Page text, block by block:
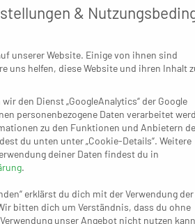
und auf die richtigen Übungen
Beitrag richtet sich konkret an
Jugend und älter, für die ich ein
bis zum Saisonstart entworfen
auf athletischen
dazu nach meiner in der Praxis
die zur Verfügung stehenden
genügen, müssen die Spieler dann
Dafür habe ich fünf Athletik-
Elemente entworfen, die sich in
als sehr effektiv erwiesen
einen großen Vorteil mit sich: Sie
&
unserer Website. Einige von ihnen sind
uns helfen, diese Website und ihren Inhalt
den Dienst „GoogleAnalytics“ der Google
personenbezogene Daten verarbeitet
zu den Funktionen und Anbietern
du unten unter „Cookie-Details“. Weitere
deiner Daten findest du in
.
erklärst du dich mit der Verwendung der
bitten dich um Verständnis, dass du ohne
unser Angebot nicht nutzen